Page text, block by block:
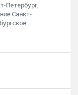
Петербург,
Санкт-